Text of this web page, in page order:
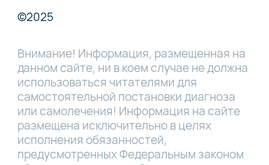
©2025
Внимание! Информация, размещенная на
данном сайте, ни в коем случае не должна
использоваться читателями для
самостоятельной постановки диагноза
или самолечения! Информация на сайте
размещена исключительно в целях
исполнения обязанностей,
предусмотренных Федеральным законом